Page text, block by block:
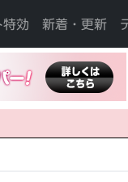
特効 新着・更新